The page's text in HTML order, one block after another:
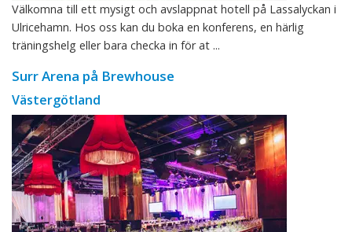
Välkomna till ett mysigt och avslappnat hotell på Lassalyckan i
Ulricehamn. Hos oss kan du boka en konferens, en härlig
träningshelg eller bara checka in för at ...
Surr Arena på Brewhouse
Västergötland